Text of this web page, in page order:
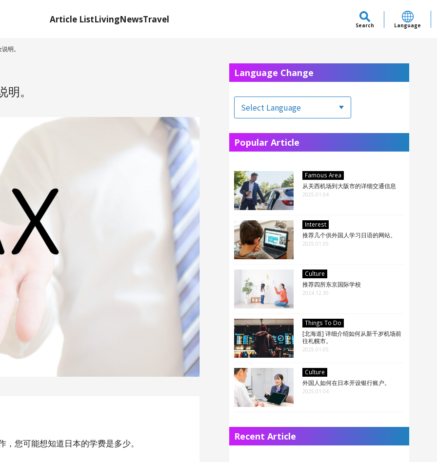
Article ListLivingNewsTravel
Search Language
明。
。
您可能想知道日本的学费是多少。
Language Change
Popular Article
Famous Area
从关西机场到大阪市的详细交通信息
2025.01.04
Interest
推荐几个供外国人学习日语的网站。
2025.01.05
Culture
推荐四所东京国际学校
2024.12.30
Things To Do
[北海道] 详细介绍如何从新千岁机场前
往札幌市。
2025.01.05
Culture
外国人如何在日本开设银行账户。
2025.01.04
Recent Article